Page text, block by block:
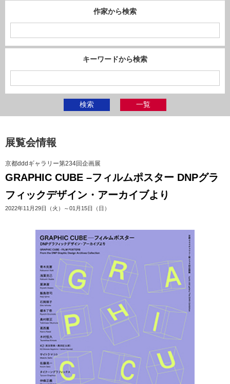
作家から検索
キーワードから検索
検索 一覧
展覧会情報
京都dddギャラリー第234回企画展
GRAPHIC CUBE –フィルムポスター DNPグラ
フィックデザイン・アーカイブより
2022年11月29日（火）～01月15日（日）